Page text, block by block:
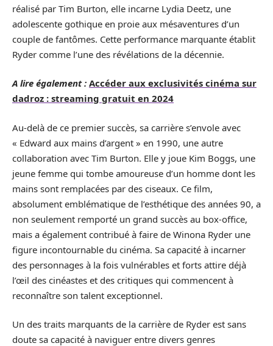
réalisé par Tim Burton, elle incarne Lydia Deetz, une
adolescente gothique en proie aux mésaventures d’un
couple de fantômes. Cette performance marquante établit
Ryder comme l’une des révélations de la décennie.
A lire également : Accéder aux exclusivités cinéma sur
dadroz : streaming gratuit en 2024
Au-delà de ce premier succès, sa carrière s’envole avec
« Edward aux mains d’argent » en 1990, une autre
collaboration avec Tim Burton. Elle y joue Kim Boggs, une
jeune femme qui tombe amoureuse d’un homme dont les
mains sont remplacées par des ciseaux. Ce film,
absolument emblématique de l’esthétique des années 90, a
non seulement remporté un grand succès au box-office,
mais a également contribué à faire de Winona Ryder une
figure incontournable du cinéma. Sa capacité à incarner
des personnages à la fois vulnérables et forts attire déjà
l’œil des cinéastes et des critiques qui commencent à
reconnaître son talent exceptionnel.
Un des traits marquants de la carrière de Ryder est sans
doute sa capacité à naviguer entre divers genres